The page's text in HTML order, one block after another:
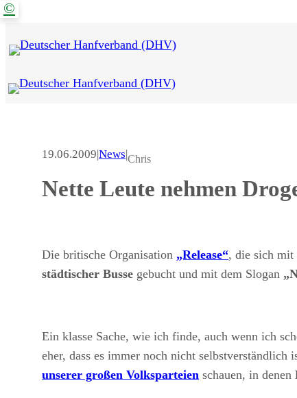
Zum
springen
©
19.06.2009|News|Chris
Nette Leute nehmen
Die britische Organisation „Release“, die sich
städtischer Busse gebucht und mit dem Slogan
Ein klasse Sache, wie ich finde, auch wenn ich
eher, dass es immer noch nicht selbstverständlich
unserer großen Volksparteien schauen, in denen